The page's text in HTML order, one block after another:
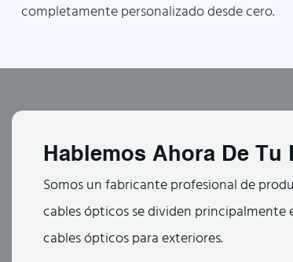
completamente personalizado desde cero.
Hablemos Ahora De Tu
Somos un fabricante profesional de
cables ópticos se dividen
cables ópticos para exteriores.